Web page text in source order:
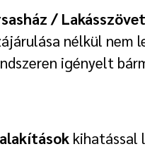
/
nélkül nem
igényelt
kihatással